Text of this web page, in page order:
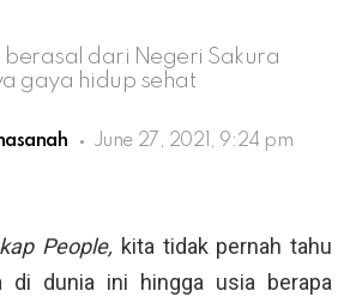
dari Negeri Sakura
gaya hidup sehat
June 27, 2021, 9:24 pm
People, kita tidak pernah tahu
di dunia ini hingga usia berapa